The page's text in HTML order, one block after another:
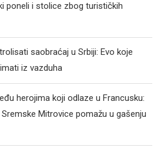
poneli i stolice zbog turističkih
saobraćaj u Srbiji: Evo koje
iz vazduha
herojima koji odlaze u Francusku:
Mitrovice pomažu u gašenju